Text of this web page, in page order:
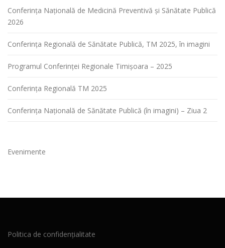
Conferința Naţională de Medicină Preventivă şi Sănătate Publică
2026
Conferința Regională de Sănătate Publică, TM 2025, în imagini
Programul Conferinței Regionale Timișoara – 2025
Conferința Regională TM 2025
Conferința Națională de Sănătate Publică (în imagini) – Ziua 2
Evenimente
Politica de confidențialitate